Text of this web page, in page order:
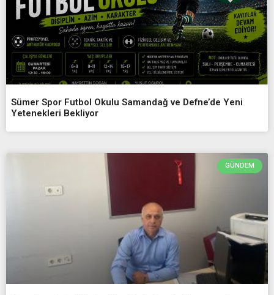
Sümer Spor Futbol Okulu Samandağ ve Defne’de Yeni
Yetenekleri Bekliyor
GÜNDEM